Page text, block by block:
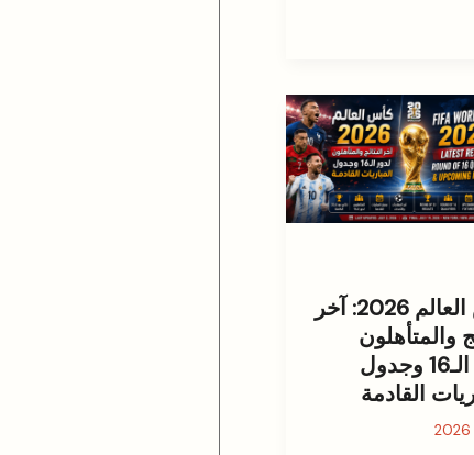
كأس العالم 2026: آخر
والمتأهلون
لدور الـ16 وجدول
القادمة